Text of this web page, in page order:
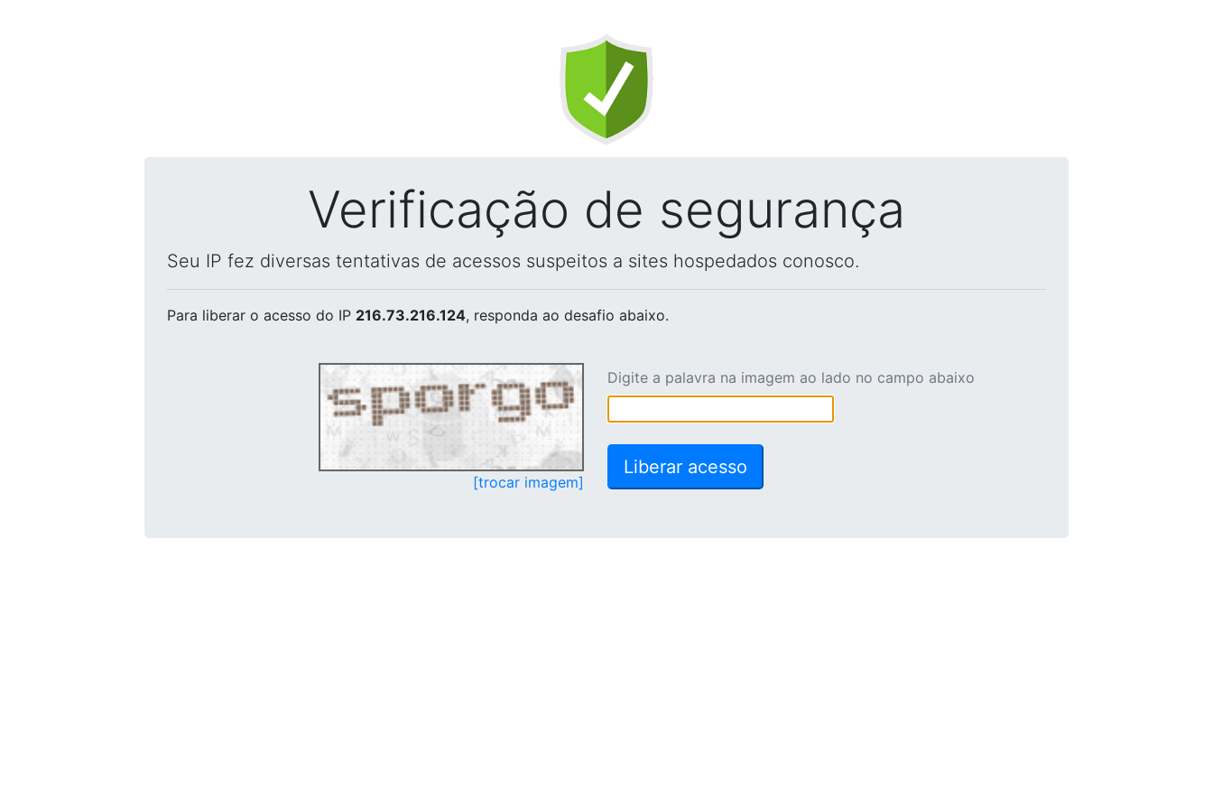
Verificação de segurança
Seu IP fez diversas tentativas de acessos suspeitos a sites hospedados conosco.
Para liberar o acesso do IP 216.73.216.124, responda ao desafio abaixo.
[trocar imagem]
Digite a palavra na imagem ao lado no campo abaixo